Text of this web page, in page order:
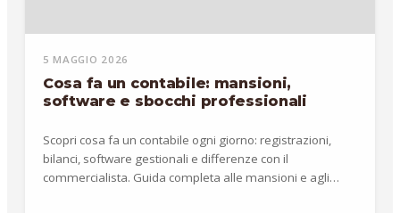
5 MAGGIO 2026
Cosa fa un contabile: mansioni,
software e sbocchi professionali
Scopri cosa fa un contabile ogni giorno: registrazioni,
bilanci, software gestionali e differenze con il
commercialista. Guida completa alle mansioni e agli